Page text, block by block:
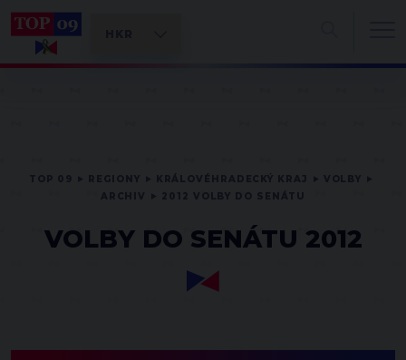
VOLBY DO SENÁTU 2012